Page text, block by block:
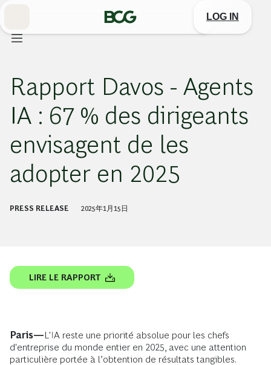
Main
LOG IN
Rapport Davos - Agents
IA : 67 % des dirigeants
envisagent de les
adopter en 2025
PRESS RELEASE 2025年1月15日
LIRE LE RAPPORT
Paris—L'IA reste une priorité absolue pour les chefs
d'entreprise du monde entier en 2025, avec une attention
particulière portée à l’obtention de résultats tangibles.